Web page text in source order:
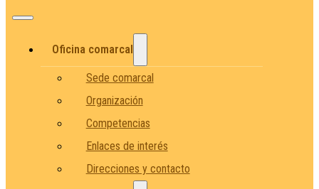
Oficina comarcal
Sede comarcal
Organización
Competencias
Enlaces de interés
Direcciones y contacto